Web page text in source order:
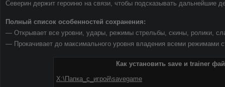
Северин держит героиню на связи, чтобы подсказывать дальнейшие
Полный список особенностей сохранения:
— Открывает все уровни, удары, режимы стрельбы, скины, ролики,
— Прокачивает до максимального уровня владения всеми режимами
Как установить save и trainer
X:\Папка_с_игрой\savegame